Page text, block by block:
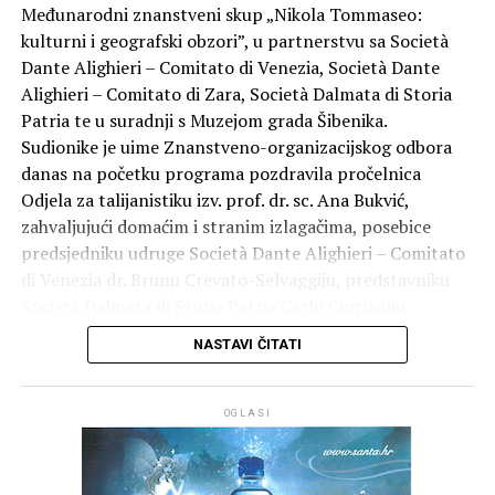
Međunarodni znanstveni skup „Nikola Tommaseo:
kulturni i geografski obzori”, u partnerstvu sa Società
Dante Alighieri – Comitato di Venezia, Società Dante
Alighieri – Comitato di Zara, Società Dalmata di Storia
Patria te u suradnji s Muzejom grada Šibenika.
Sudionike je uime Znanstveno-organizacijskog odbora
danas na početku programa pozdravila pročelnica
Odjela za talijanistiku izv. prof. dr. sc. Ana Bukvić,
zahvaljujući domaćim i stranim izlagačima, posebice
predsjedniku udruge Società Dante Alighieri – Comitato
umirovljenom profesoru i talijanistu Živku Nižiću, prof.
dr. sc. Nedjeljki Balić-Nižić te izv. prof. dr. sc. Bošku
Knežiću, predsjedniku Udruge Società Dante Alighieri –
Nakon izložbe Nikola Tommaseo u fondu Znanstvene
knjižnice u Zadru, koju smo organizirali u svibnju te
NASTAVI ČITATI
OGLASI